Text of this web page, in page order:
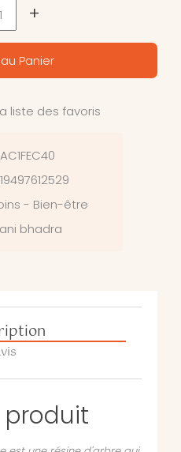
+
Panier
liste des favoris
- Bien-être
bhadra
produit